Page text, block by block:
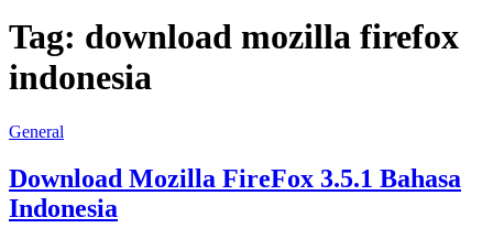
Tag: download mozilla firefox
indonesia
General
Download Mozilla FireFox 3.5.1 Bahasa
Indonesia